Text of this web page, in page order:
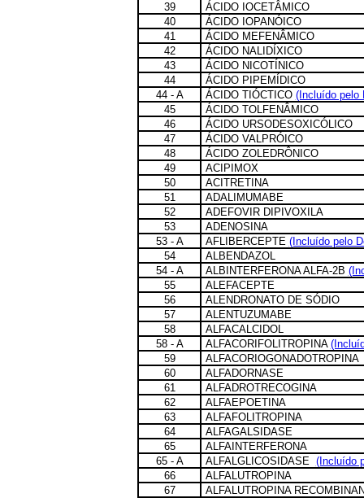
39
ÁCIDO IOCETÂMICO
40
ÁCIDO IOPANÓICO
41
ÁCIDO MEFENÂMICO
42
ÁCIDO NALIDÍXICO
43
ÁCIDO NICOTÍNICO
44
ÁCIDO PIPEMÍDICO
44 - A
ÁCIDO TIÓCTICO (Incluído pelo
45
ÁCIDO TOLFENÂMICO
46
ÁCIDO URSODESOXICÓLICO
47
ÁCIDO VALPRÓICO
48
ÁCIDO ZOLEDRÔNICO
49
ACIPIMOX
50
ACITRETINA
51
ADALIMUMABE
52
ADEFOVIR DIPIVOXILA
53
ADENOSINA
53 - A
AFLIBERCEPTE (Incluído pelo
54
ALBENDAZOL
54 - A
ALBINTERFERONA ALFA-2B
55
ALEFACEPTE
56
ALENDRONATO DE SÓDIO
57
ALENTUZUMABE
58
ALFACALCIDOL
58 - A
ALFACORIFOLITROPINA
59
ALFACORIOGONADOTROPINA
60
ALFADORNASE
61
ALFADROTRECOGINA
62
ALFAEPOETINA
63
ALFAFOLITROPINA
64
ALFAGALSIDASE
65
ALFAINTERFERONA
65 - A
ALFALGLICOSIDASE (Incluído
66
ALFALUTROPINA
67
ALFALUTROPINA